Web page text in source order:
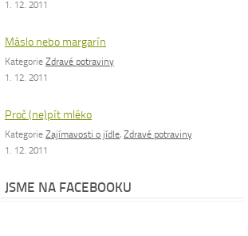
1. 12. 2011
Máslo nebo margarín
Kategorie Zdravé potraviny
1. 12. 2011
Proč (ne)pít mléko
Kategorie Zajímavosti o jídle, Zdravé potraviny
1. 12. 2011
JSME NA FACEBOOKU